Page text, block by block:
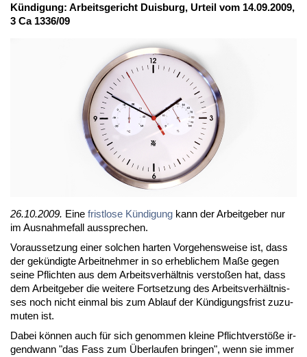
Kün­di­gung: Ar­beits­ge­richt Duis­burg, Ur­teil vom 14.09.2009,
3 Ca 1336/09
26.10.2009. Ei­ne frist­lo­se Kün­di­gung kann der Ar­beit­ge­ber nur
im Aus­nah­me­fall aus­spre­chen.
Vor­aus­set­zung ei­ner sol­chen har­ten Vor­ge­hens­wei­se ist, dass
der ge­kün­dig­te Ar­beit­neh­mer in so er­heb­li­chem Ma­ße ge­gen
sei­ne Pflich­ten aus dem Ar­beits­ver­hält­nis ver­sto­ßen hat, dass
dem Ar­beit­ge­ber die wei­te­re Fort­set­zung des Ar­beits­ver­hält­nis­
ses noch nicht ein­mal bis zum Ab­lauf der Kün­di­gungs­frist zu­zu­
mu­ten ist.
Da­bei kön­nen auch für sich ge­nom­men klei­ne Pflicht­ver­stö­ße ir­
gend­wann "das Fass zum Über­lau­fen brin­gen", wenn sie im­mer